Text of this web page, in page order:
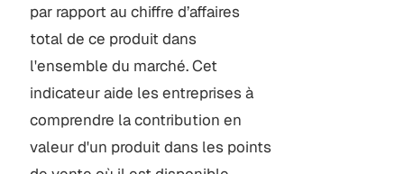
par rapport au chiffre d’affaires
total de ce produit dans
l'ensemble du marché. Cet
indicateur aide les entreprises à
comprendre la contribution en
valeur d'un produit dans les points